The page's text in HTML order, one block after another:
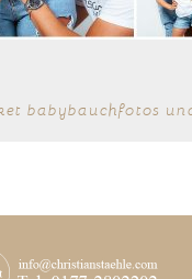
babybauchfotos